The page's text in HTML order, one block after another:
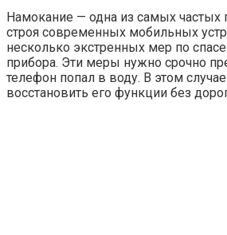
Намокание — одна из самых частых
строя современных мобильных
несколько экстренных мер по
прибора. Эти меры нужно срочно
телефон попал в воду. В этом
восстановить его функции без